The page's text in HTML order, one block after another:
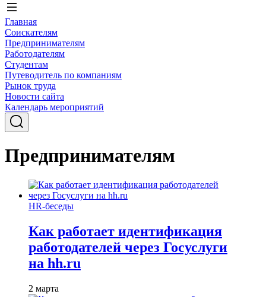
Главная
Соискателям
Предпринимателям
Работодателям
Студентам
Путеводитель по компаниям
Рынок труда
Новости сайта
Календарь мероприятий
Предпринимателям
HR-беседы
Как работает идентификация
работодателей через Госуслуги
на hh.ru
2 марта